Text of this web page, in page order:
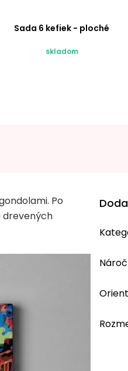
Sada 6 kefiek - ploché
skladom
Po
drevených